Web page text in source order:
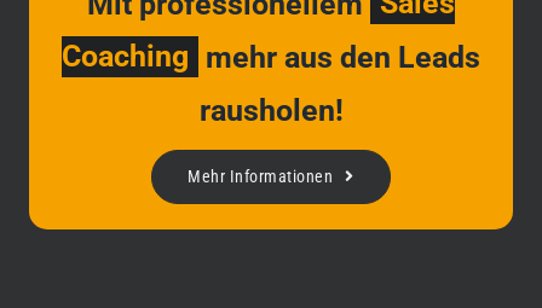
Coaching mehr aus den Leads
rausholen!
Mehr Informationen